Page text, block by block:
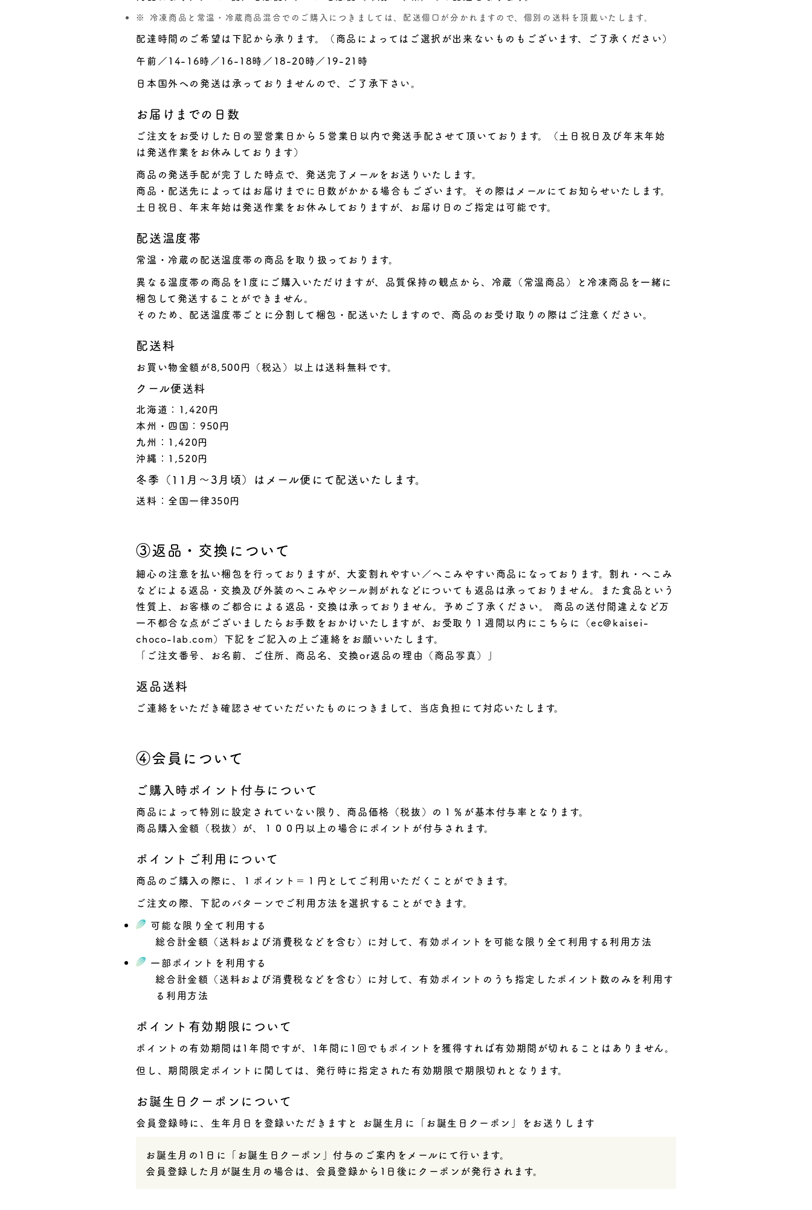
冷凍商品と常温・冷蔵商品混合でのご購入につきましては、配送個口が分かれますので、個別の送料を頂戴いたします。
配達時間のご希望は下記から承ります。（商品によってはご選択が出来ないものもございます、ご了承ください）
午前／14-16時／16-18時／18-20時／19-21時
日本国外への発送は承っておりませんので、ご了承下さい。
お届けまでの日数
ご注文をお受けした日の翌営業日から５営業日以内で発送手配させて頂いております。（土日祝日及び年末年始
は発送作業をお休みしております）
商品の発送手配が完了した時点で、発送完了メールをお送りいたします。
商品・配送先によってはお届けまでに日数がかかる場合もございます。その際はメールにてお知らせいたします。
土日祝日、年末年始は発送作業をお休みしておりますが、お届け日のご指定は可能です。
配送温度帯
常温・冷蔵の配送温度帯の商品を取り扱っております。
異なる温度帯の商品を1度にご購入いただけますが、品質保持の観点から、冷蔵（常温商品）と冷凍商品を一緒に
梱包して発送することができません。
そのため、配送温度帯ごとに分割して梱包・配送いたしますので、商品のお受け取りの際はご注意ください。
配送料
お買い物金額が8,500円（税込）以上は送料無料です。
クール便送料
北海道：1,420円
本州・四国：950円
九州：1,420円
沖縄：1,520円
冬季（11月～3月頃）はメール便にて配送いたします。
送料：全国一律350円
③返品・交換について
細心の注意を払い梱包を行っておりますが、大変割れやすい／へこみやすい商品になっております。割れ・へこみ
などによる返品・交換及び外装のへこみやシール剥がれなどについても返品は承っておりません。また食品という
性質上、お客様のご都合による返品・交換は承っておりません。予めご了承ください。 商品の送付間違えなど万
一不都合な点がございましたらお手数をおかけいたしますが、お受取り１週間以内にこちらに（ec@kaisei-
choco-lab.com）下記をご記入の上ご連絡をお願いいたします。
「ご注文番号、お名前、ご住所、商品名、交換or返品の理由（商品写真）」
返品送料
ご連絡をいただき確認させていただいたものにつきまして、当店負担にて対応いたします。
④会員について
ご購入時ポイント付与について
商品によって特別に設定されていない限り、商品価格（税抜）の１％が基本付与率となります。
商品購入金額（税抜）が、１００円以上の場合にポイントが付与されます。
ポイントご利用について
商品のご購入の際に、１ポイント＝１円としてご利用いただくことができます。
ご注文の際、下記のパターンでご利用方法を選択することができます。
可能な限り全て利用する
総合計金額（送料および消費税などを含む）に対して、有効ポイントを可能な限り全て利用する利用方法
一部ポイントを利用する
総合計金額（送料および消費税などを含む）に対して、有効ポイントのうち指定したポイント数のみを利用す
る利用方法
ポイント有効期限について
ポイントの有効期間は1年間ですが、1年間に1回でもポイントを獲得すれば有効期間が切れることはありません。
但し、期間限定ポイントに関しては、発行時に指定された有効期限で期限切れとなります。
お誕生日クーポンについて
会員登録時に、生年月日を登録いただきますと お誕生月に「お誕生日クーポン」をお送りします
お誕生月の1日に「お誕生日クーポン」付与のご案内をメールにて行います。
会員登録した月が誕生月の場合は、会員登録から1日後にクーポンが発行されます。